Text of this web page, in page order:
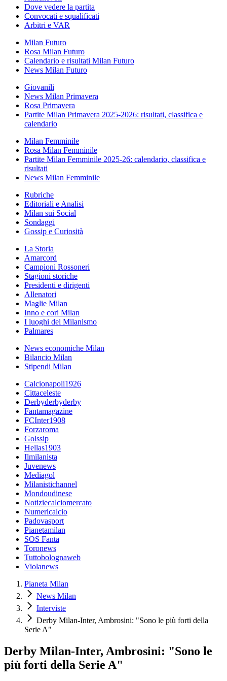
Dove vedere la partita
Convocati e squalificati
Arbitri e VAR
Milan Futuro
Rosa Milan Futuro
Calendario e risultati Milan Futuro
News Milan Futuro
Giovanili
News Milan Primavera
Rosa Primavera
Partite Milan Primavera 2025-2026: risultati, classifica e
calendario
Milan Femminile
Rosa Milan Femminile
Partite Milan Femminile 2025-26: calendario, classifica e
risultati
News Milan Femminile
Rubriche
Editoriali e Analisi
Milan sui Social
Sondaggi
Gossip e Curiosità
La Storia
Amarcord
Campioni Rossoneri
Stagioni storiche
Presidenti e dirigenti
Allenatori
Maglie Milan
Inno e cori Milan
I luoghi del Milanismo
Palmares
News economiche Milan
Bilancio Milan
Stipendi Milan
Calcionapoli1926
Cittaceleste
Derbyderbyderby
Fantamagazine
FCInter1908
Forzaroma
Golssip
Hellas1903
Ilmilanista
Juvenews
Mediagol
Milanistichannel
Mondoudinese
Notiziecalciomercato
Numericalcio
Padovasport
Pianetamilan
SOS Fanta
Toronews
Tuttobolognaweb
Violanews
Pianeta Milan
News Milan
Interviste
Derby Milan-Inter, Ambrosini: "Sono le più forti della
Serie A"
Derby Milan-Inter, Ambrosini: "Sono le
più forti della Serie A"